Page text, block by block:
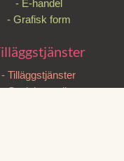
- Mobilapp
- E-handel
Tilläggstjänster